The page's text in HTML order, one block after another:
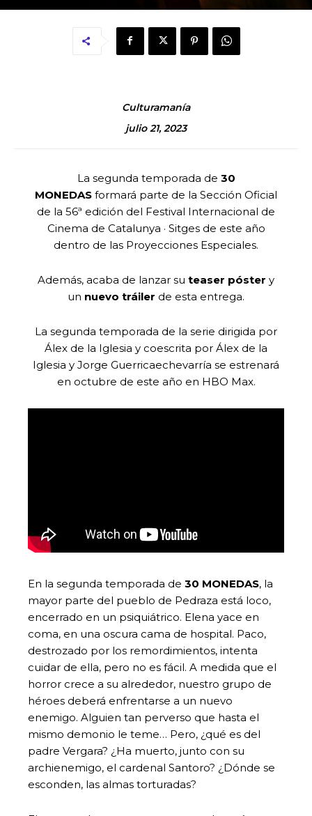
Culturamanía
julio 21, 2023
La segunda temporada de 30
MONEDAS formará parte de la Sección Oficial
de la 56ª edición del Festival Internacional de
Cinema de Catalunya · Sitges de este año
dentro de las Proyecciones Especiales.
Además, acaba de lanzar su teaser póster y
un nuevo tráiler de esta entrega.
La segunda temporada de la serie dirigida por
Álex de la Iglesia y coescrita por Álex de la
Iglesia y Jorge Guerricaechevarría se estrenará
en octubre de este año en HBO Max.
En la segunda temporada de 30 MONEDAS, la
mayor parte del pueblo de Pedraza está loco,
encerrado en un psiquiátrico. Elena yace en
coma, en una oscura cama de hospital. Paco,
destrozado por los remordimientos, intenta
cuidar de ella, pero no es fácil. A medida que el
horror crece a su alrededor, nuestro grupo de
héroes deberá enfrentarse a un nuevo
enemigo. Alguien tan perverso que hasta el
mismo demonio le teme… Pero, ¿qué es del
padre Vergara? ¿Ha muerto, junto con su
archienemigo, el cardenal Santoro? ¿Dónde se
esconden, las almas torturadas?